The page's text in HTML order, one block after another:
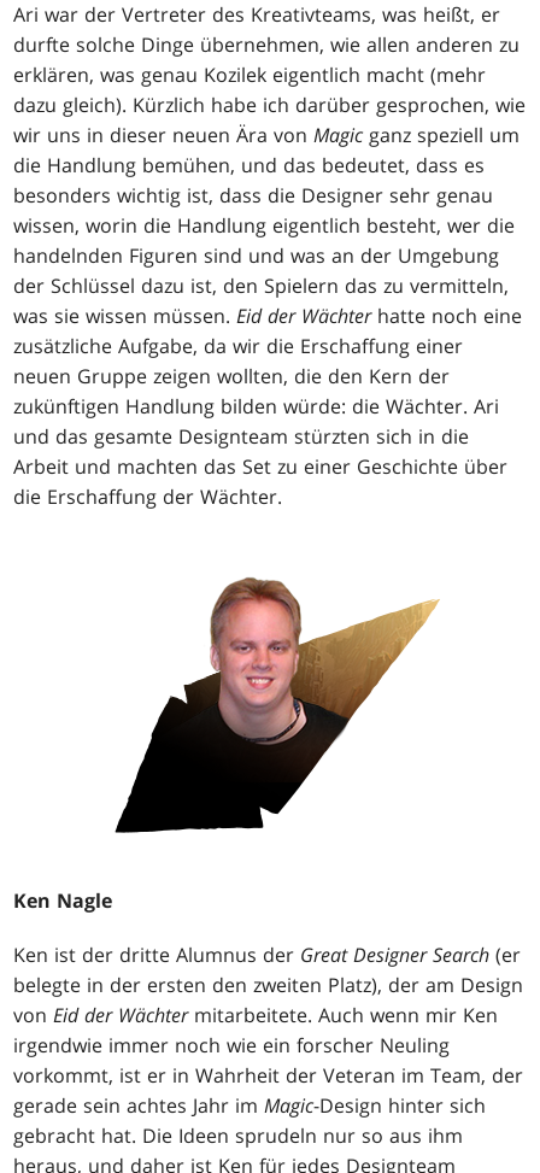
Ari war der Vertreter des Kreativteams, was heißt, er
durfte solche Dinge übernehmen, wie allen anderen zu
erklären, was genau Kozilek eigentlich macht (mehr
dazu gleich). Kürzlich habe ich darüber gesprochen, wie
wir uns in dieser neuen Ära vonMagic ganz speziell um
die Handlung bemühen, und das bedeutet, dass es
besonders wichtig ist, dass die Designer sehr genau
wissen, worin die Handlung eigentlich besteht, wer die
handelnden Figuren sind und was an der Umgebung
der Schlüssel dazu ist, den Spielern das zu vermitteln,
was sie wissen müssen.Eid der Wächterhatte noch eine
zusätzliche Aufgabe, da wir die Erschaffung einer
neuen Gruppe zeigen wollten, die den Kern der
zukünftigen Handlung bilden würde: die Wächter. Ari
und das gesamte Designteam stürzten sich in die
Arbeit und machten das Set zu einer Geschichte über
die Erschaffung der Wächter.
Ken Nagle
Ken ist der dritte Alumnus der Great Designer Search (er
belegte in der ersten den zweiten Platz), der am Design
vonEid der Wächtermitarbeitete. Auch wenn mir Ken
irgendwie immer noch wie ein forscher Neuling
vorkommt, ist er in Wahrheit der Veteran im Team, der
gerade sein achtes Jahr imMagic-Design hinter sich
gebracht hat. Die Ideen sprudeln nur so aus ihm
heraus, und daher ist Ken für jedes Designteam